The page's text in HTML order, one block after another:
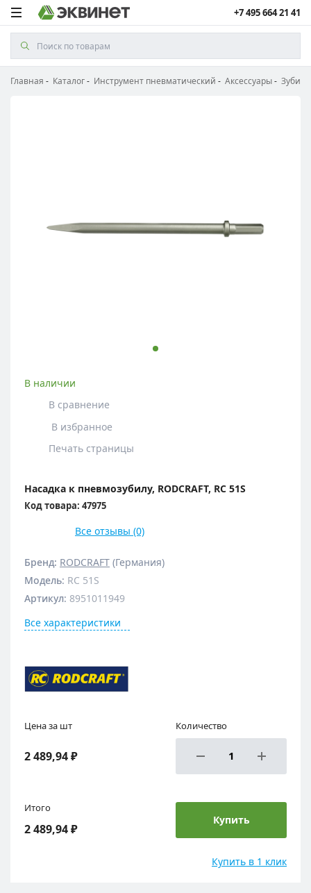
+7 495 664 21 41
Главная Каталог Инструмент пневматический Аксессуары
В наличии
В сравнение
В избранное
Печать страницы
Насадка к пневмозубилу, RODCRAFT, RC 51S
Код товара: 47975
Все отзывы (0)
Бренд: RODCRAFT (Германия)
Модель: RC 51S
Артикул: 8951011949
Все характеристики
Цена за шт
2 489,94 ₽
Количество
Итого
2 489,94 ₽
Купить
Купить в 1 клик